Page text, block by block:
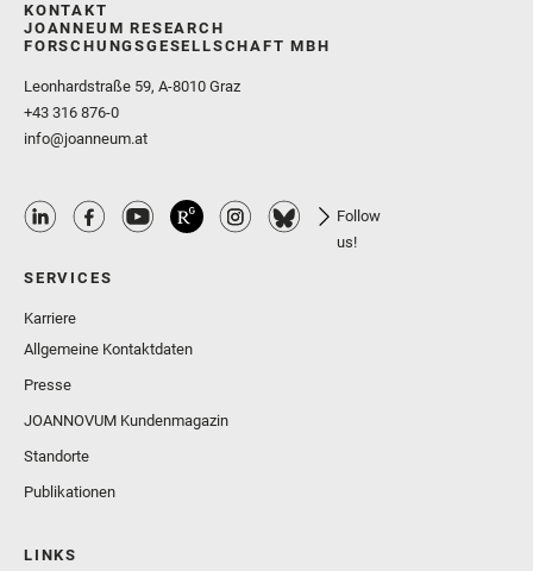
KONTAKT
JOANNEUM RESEARCH
FORSCHUNGSGESELLSCHAFT MBH
Leonhardstraße 59, A-8010 Graz
+43 316 876-0
info@joanneum.at
Follow
us!
SERVICES
Karriere
Allgemeine Kontaktdaten
Presse
JOANNOVUM Kundenmagazin
Standorte
Publikationen
LINKS